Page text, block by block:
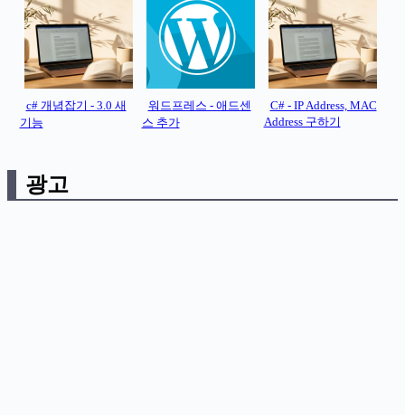
c# 개념잡기 - 3.0 새
기능
워드프레스 - 애드센
스 추가
C# - IP Address, MAC
Address 구하기
광고